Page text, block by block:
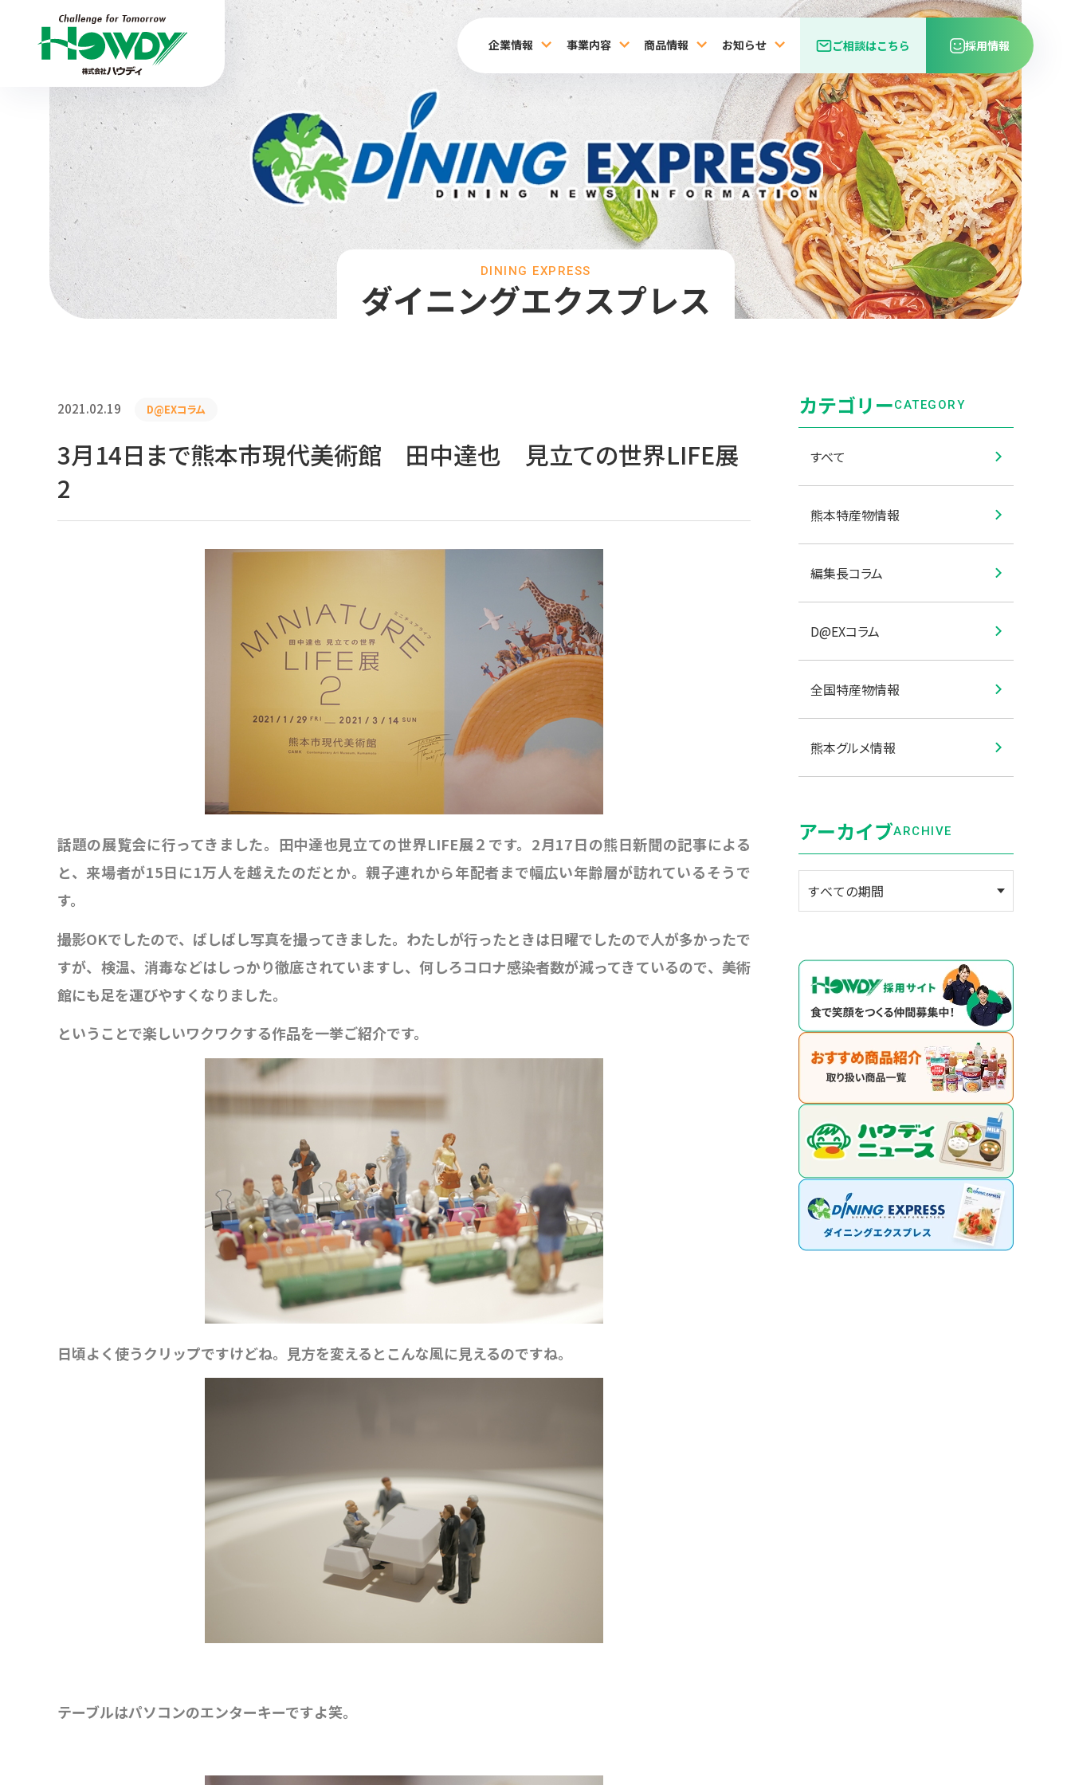
企業情報 事業内容 商品情報 お知らせ ご相談はこちら 採用情報
ダイニングエクスプレス
DINING EXPRESS
2021.02.19 D@EXコラム
3月14日まで熊本市現代美術館 田中達也 見立ての世界LIFE展
2
話題の展覧会に行ってきました。田中達也見立ての世界LIFE展２です。2月17日の熊日新聞の記事による
と、来場者が15日に1万人を越えたのだとか。親子連れから年配者まで幅広い年齢層が訪れているそうで
す。
撮影OKでしたので、ばしばし写真を撮ってきました。わたしが行ったときは日曜でしたので人が多かったで
すが、検温、消毒などはしっかり徹底されていますし、何しろコロナ感染者数が減ってきているので、美術
館にも足を運びやすくなりました。
ということで楽しいワクワクする作品を一挙ご紹介です。
日頃よく使うクリップですけどね。見方を変えるとこんな風に見えるのですね。
テーブルはパソコンのエンターキーですよ笑。
カテゴリーCATEGORY
すべて
熊本特産物情報
編集長コラム
D@EXコラム
全国特産物情報
熊本グルメ情報
アーカイブARCHIVE